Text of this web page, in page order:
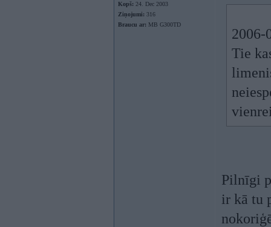
Kopš: 24. Dec 2003
Ziņojumi: 316
Braucu ar: MB G300TD
2006-
Tie
Pilnīgi
ir kā tu